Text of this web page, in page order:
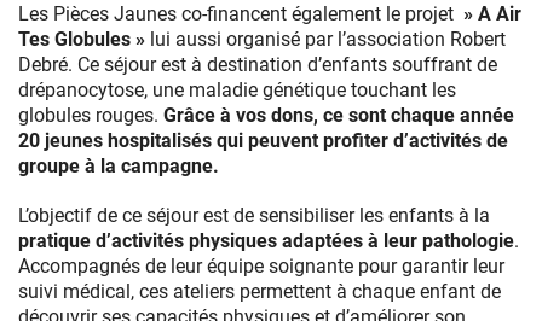
Les Pièces Jaunes co-financent également le projet » A Air
Tes Globules » lui aussi organisé par l’association Robert
Debré. Ce séjour est à destination d’enfants souffrant de
drépanocytose, une maladie génétique touchant les
globules rouges. Grâce à vos dons, ce sont chaque année
20 jeunes hospitalisés qui peuvent profiter d’activités de
groupe à la campagne.
L’objectif de ce séjour est de sensibiliser les enfants à la
pratique d’activités physiques adaptées à leur pathologie.
Accompagnés de leur équipe soignante pour garantir leur
suivi médical, ces ateliers permettent à chaque enfant de